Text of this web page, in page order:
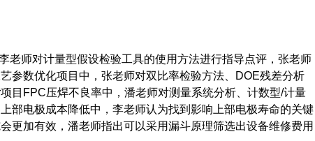
老师对计量型假设检验工具的使用方法进行指导点评，张老师
参数优化项目中，张老师对双比率检验方法、
DOE残差分析
项目 FPC压焊不良率中，潘老师对测量系统分析、计数型/计量
上部电极成本降低中，李老师认为找到影响上部电极寿命的关键
更加有效，潘老师指出可以采用漏斗原理筛选出设备维修费用